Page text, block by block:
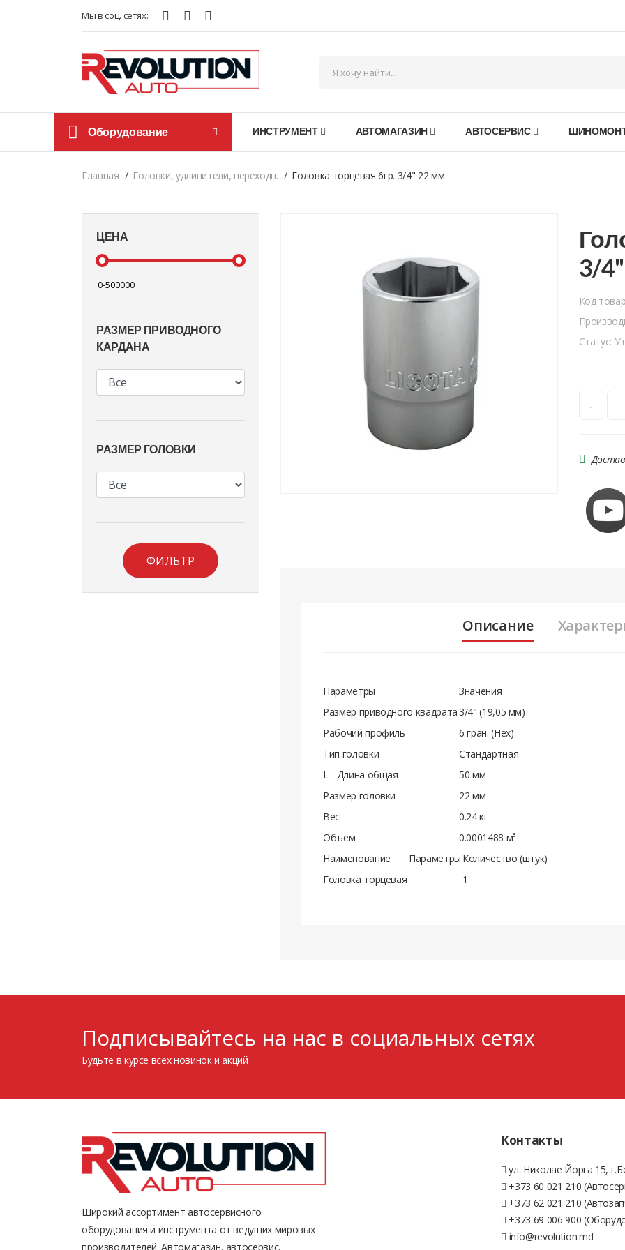
Мы в соц. сетях:
Оборудование ИНСТРУМЕНТ АВТОМАГАЗИН АВТОСЕРВИС
Главная Головки, удлинители, переходн. Головка торцевая 6гр. 3/4" 22 мм
ЦЕНА
РАЗМЕР ПРИВОДНОГО
КАРДАНА
РАЗМЕР ГОЛОВКИ
ФИЛЬТР
3/
Код
Статус:
-
Описание
Параметры
Значения
Размер приводного квадрата 3/4" (19,05 мм)
Рабочий профиль
6 гран. (Hex)
Тип головки
Стандартная
L - Длина общая
50 мм
Размер головки
22 мм
Вес
0.24 кг
Объем
0.0001488 м³
Наименование
Параметры Количество (штук)
Головка торцевая
1
Подписывайтесь на нас в социальных сетях
Будьте в курсе всех новинок и акций
Широкий ассортимент автосервисного
оборудования и инструмента от ведущих мировых
производителей. Автомагазин, автосервис,
Контакты
ул. Николае Йорга 15,
+373 60 021 210
+373 62 021 210
+373 69 006 900
info@revolution.md